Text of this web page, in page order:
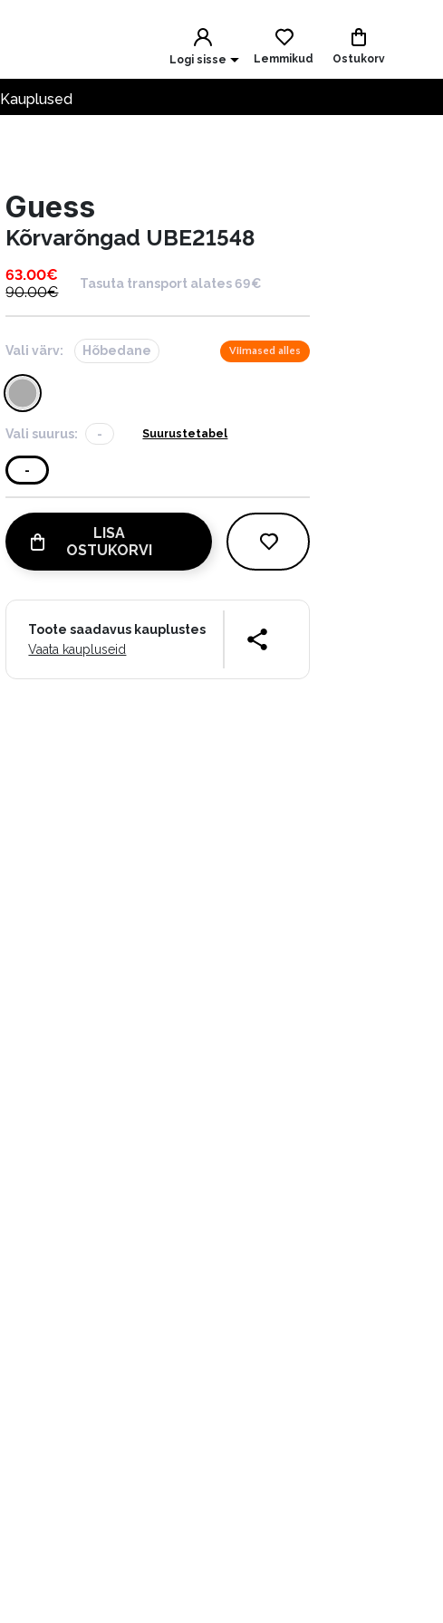
Logi sisse Lemmikud Ostukorv
Kauplused
Guess
Kõrvarõngad UBE21548
63.00€
90.00€
Tasuta transport alates 69€
Vali värv: Hõbedane Viimased alles
Vali suurus: - Suurustetabel
-
LISA
OSTUKORVI
Toote saadavus kauplustes
Vaata kaupluseid